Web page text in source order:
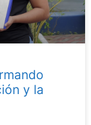
y la